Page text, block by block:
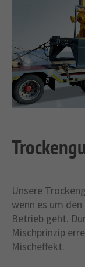
Unsere
wenn es um
Betrieb geht.
Mischprinzip
Mischeffekt.